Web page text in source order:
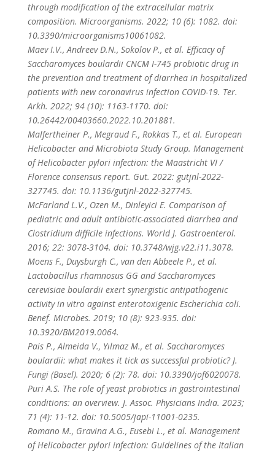
through modification of the extracellular matrix
composition. Microorganisms. 2022; 10 (6): 1082. doi:
10.3390/microorganisms10061082.
Maev I.V., Andreev D.N., Sokolov P., et al. Efficacy of
Saccharomyces boulardii CNCM I-745 probiotic drug in
the prevention and treatment of diarrhea in hospitalized
patients with new coronavirus infection COVID-19. Ter.
Arkh. 2022; 94 (10): 1163-1170. doi:
10.26442/00403660.2022.10.201881.
Malfertheiner P., Megraud F., Rokkas T., et al. European
Helicobacter and Microbiota Study Group. Management
of Helicobacter pylori infection: the Maastricht VI /
Florence consensus report. Gut. 2022: gutjnl-2022-
327745. doi: 10.1136/gutjnl-2022-327745.
McFarland L.V., Ozen M., Dinleyici E. Comparison of
pediatric and adult antibiotic-associated diarrhea and
Clostridium difficile infections. World J. Gastroenterol.
2016; 22: 3078-3104. doi: 10.3748/wjg.v22.i11.3078.
Moens F., Duysburgh C., van den Abbeele P., et al.
Lactobacillus rhamnosus GG and Saccharomyces
cerevisiae boulardii exert synergistic antipathogenic
activity in vitro against enterotoxigenic Escherichia coli.
Benef. Microbes. 2019; 10 (8): 923-935. doi:
10.3920/BM2019.0064.
Pais P., Almeida V., Yılmaz M., et al. Saccharomyces
boulardii: what makes it tick as successful probiotic? J.
Fungi (Basel). 2020; 6 (2): 78. doi: 10.3390/jof6020078.
Puri A.S. The role of yeast probiotics in gastrointestinal
conditions: an overview. J. Assoc. Physicians India. 2023;
71 (4): 11-12. doi: 10.5005/japi-11001-0235.
Romano M., Gravina A.G., Eusebi L., et al. Management
of Helicobacter pylori infection: Guidelines of the Italian